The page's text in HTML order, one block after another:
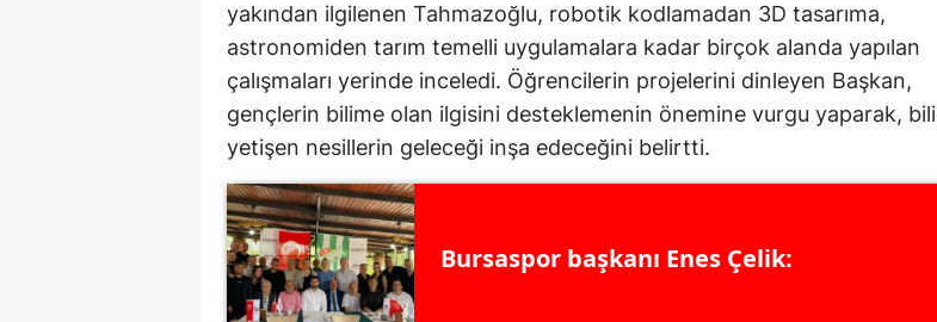
Çorum
Denizli
Diyarbakır
Erzincan
yakından ilgilenen Tahmazoğlu, robotik kodlamadan 3D tasarıma,
astronomiden tarım temelli uygulamalara kadar birçok alanda yapılan
çalışmaları yerinde inceledi. Öğrencilerin projelerini dinleyen Başkan,
gençlerin bilime olan ilgisini desteklemenin önemine vurgu yaparak,
yetişen nesillerin geleceği inşa edeceğini belirtti.
Bursaspor başkanı Enes Çelik: